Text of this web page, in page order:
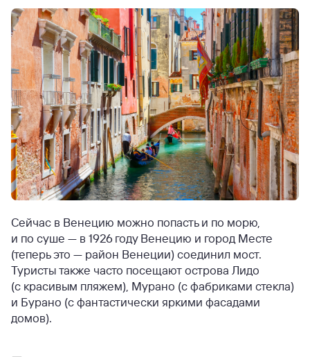
Сейчас в Венецию можно попасть и по морю,
и по суше — в 1926 году Венецию и город Месте
(теперь это — район Венеции) соединил мост.
Туристы также часто посещают острова Лидо
(с красивым пляжем), Мурано (с фабриками стекла)
и Бурано (с фантастически яркими фасадами
домов).